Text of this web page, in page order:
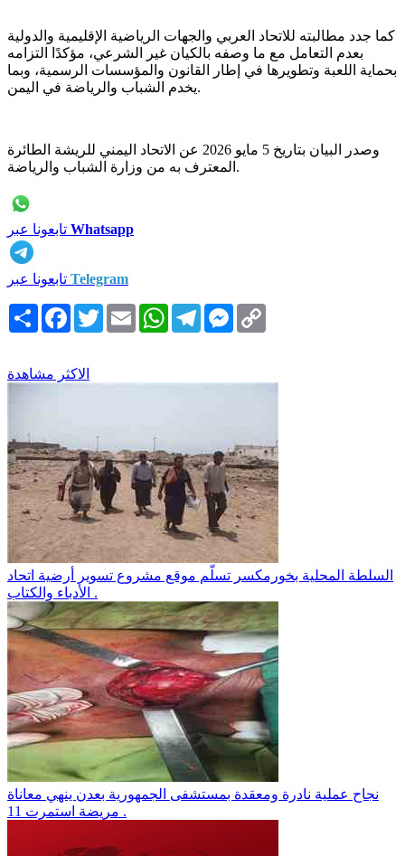
كما جدد مطالبته للاتحاد العربي والجهات الرياضية الإقليمية والدولية
بعدم التعامل مع ما وصفه بالكيان غير الشرعي، مؤكدًا التزامه
بحماية اللعبة وتطويرها في إطار القانون والمؤسسات الرسمية، وبما
يخدم الشباب والرياضة في اليمن.
وصدر البيان بتاريخ 5 مايو 2026 عن الاتحاد اليمني للريشة الطائرة
المعترف به من وزارة الشباب والرياضة.
Whatsapp
Telegram
انشر Facebook
TwitterEmail WhatsAppTelegramMessenger
الاكثر مشاهدة
السلطة المحلية بخورمكسر تسلّم موقع مشروع تسوير أرضية اتحاد
الأدباء والكتاب .
نجاح عملية نادرة ومعقدة بمستشفى الجمهورية بعدن ينهي معاناة
مريضة استمرت 11 .